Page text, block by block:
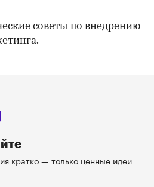
советы по внедрению
кратко — только ценные идеи